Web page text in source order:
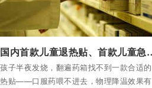
国内首款儿童退热贴、首款
孩子半夜发烧，翻遍药箱找不到一款合适
热贴——口服药喂不进去，物理降温效果有